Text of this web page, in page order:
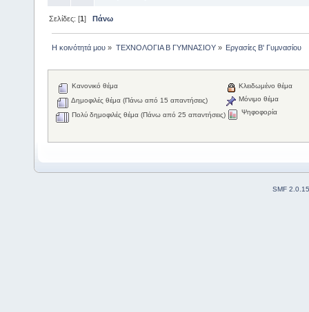
Σελίδες: [1]Πάνω
Η κοινότητά μου » ΤΕΧΝΟΛΟΓΙΑ Β ΓΥΜΝΑΣΙΟΥ» Eργασίες Β' Γυμνασίου
Κανονικό θέμα
Δημοφιλές θέμα (Πάνω από 15 απαντήσεις)
Πολύ δημοφιλές θέμα (Πάνω από 25 απαντήσεις)
Κλειδωμένο θέμα
Μόνιμο θέμα
Ψηφοφορία
SMF 2.0.15